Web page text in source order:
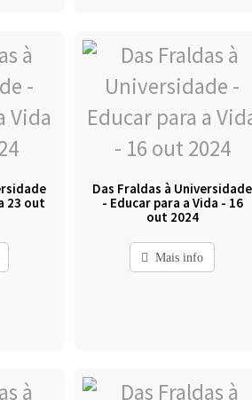
23 out
Das Fraldas à Universidade
- Educar para a Vida - 16
out 2024
Mais info